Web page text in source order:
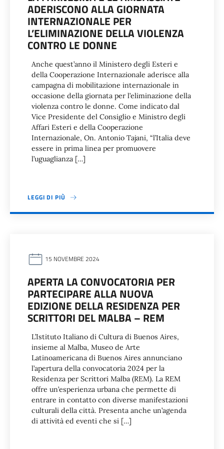
ADERISCONO ALLA GIORNATA
INTERNAZIONALE PER
L’ELIMINAZIONE DELLA VIOLENZA
CONTRO LE DONNE
Anche quest’anno il Ministero degli Esteri e
della Cooperazione Internazionale aderisce alla
campagna di mobilitazione internazionale in
occasione della giornata per l’eliminazione della
violenza contro le donne. Come indicato dal
Vice Presidente del Consiglio e Ministro degli
Affari Esteri e della Cooperazione
Internazionale, On. Antonio Tajani, “l’Italia deve
essere in prima linea per promuovere
l’uguaglianza […]
LEGGI DI PIÙ
15 NOVEMBRE 2024
APERTA LA CONVOCATORIA PER
PARTECIPARE ALLA NUOVA
EDIZIONE DELLA RESIDENZA PER
SCRITTORI DEL MALBA – REM
L’Istituto Italiano di Cultura di Buenos Aires,
insieme al Malba, Museo de Arte
Latinoamericana di Buenos Aires annunciano
l’apertura della convocatoria 2024 per la
Residenza per Scrittori Malba (REM). La REM
offre un’esperienza urbana che permette di
entrare in contatto con diverse manifestazioni
culturali della città. Presenta anche un’agenda
di attività ed eventi che si […]